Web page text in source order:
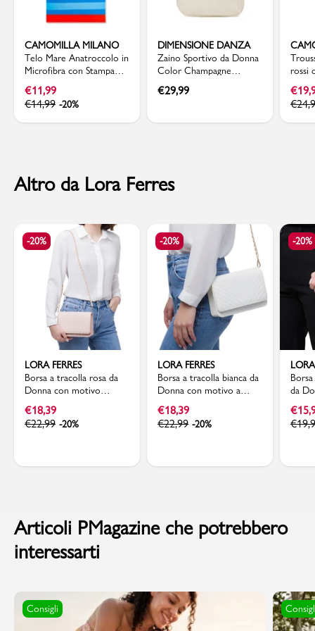
CAMOMILLA MILANO
Telo Mare Anatroccolo in
Microfibra con Stampa
Colorata e Righe Blu
Camomilla Milano
€11,99
€14,99 -20%
DIMENSIONE DANZA
Zaino Sportivo da Donna
Color Champagne
Dimensione Danza
€29,99
rossi
€
€
Altro da Lora Ferres
-20%
LORA FERRES
Borsa a tracolla rosa da
Donna con motivo
trapuntato Lora Ferres
€18,39
€22,99 -20%
-20%
LORA FERRES
Borsa a tracolla bianca da
Donna con motivo a
Chevron Lora Ferres
€18,39
€22,99 -20%
-20%
da
€
€
Articoli PMagazine che potrebbero
interessarti
Consigli